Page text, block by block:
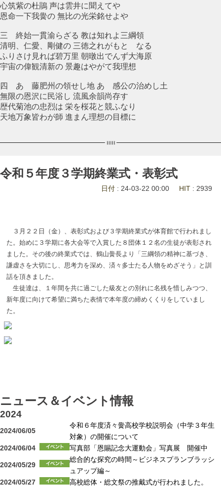
心筑紫の杜鵑 声は雲井に聞えてや
恩命一下我黌の 無比の光栄銘せよや
三 終始一貫渝らざる 教は知れよ三綱領
清明、仁愛、剛健の 三徳之れがもとゝなる
ふりさけ見れば碧万里 朝暾出でんず大海原
宇宙の偉観清新の 景趣はやがて我理想
四 あゝ藤肥州の領せし地 あゝ感公の治めし土
無限の恩沢に民浴し 流風余韻尚存す
歴代菊池の忠烈は 栄を桜花と競ふなり
天地万象皆わが師 進まん理想の目標に
令和５年度３学期終業式・表彰式
日付 : 24-03-22 00:00 HIT : 2939
３月２２日（金）、表彰式および３学期終業式が体育館で行われまし
た。始めに３学期に各大会等で入賞した８団体１２名の生徒が表彰され
ました。その後の終業式では、鶴山黌長より「三綱領の精神に基づき、
謙虚さを大切にし、思考力を深め、済々多士たる人物をめざそう」と訓
話を頂きました。
生徒達は、１年間を共に過ごした級友との別れに名残を惜しみつつ、
新年度に向けて希望に満ちた表情で本年度の締めくくりをしていまし
た。
ニュース＆イベント情報
2024
2024/06/05
令和６年度済々黌高校学校説明会（中学３年生
対象）の開催について
2024/06/04
写真部「恩賜記念大運動会」写真展 開催中
2024/05/29
総合的な探究の時間～ビジネスプランブラッシ
ュアップ編～
2024/05/27
高校総体・総文祭の推戴式が行われました。